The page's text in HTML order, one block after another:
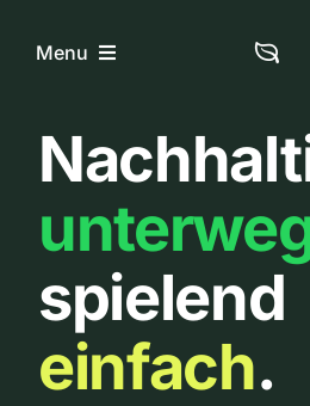
InhaltMenu
Home
Über uns
Urbanlist
spielend
einfach.